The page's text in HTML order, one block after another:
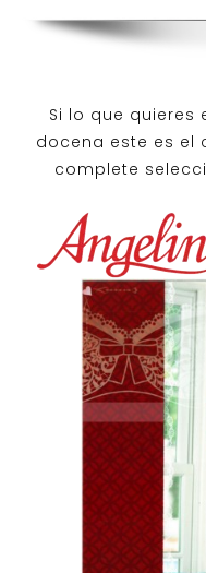
Si lo que quieres
docena este es el
complete